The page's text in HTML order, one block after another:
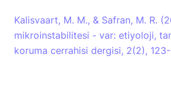
Kalisvaart, M. M., & Safran, M. R.
mikroinstabilitesi - var: etiyoloji,
koruma cerrahisi dergisi, 2(2), 123-